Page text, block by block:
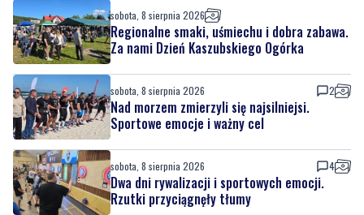
sobota, 8 sierpnia 2026 2
Nad morzem zmierzyli się najsilniejsi.
sobota, 8 sierpnia 2026
Dwa dni rywalizacji i sportowych emocji.